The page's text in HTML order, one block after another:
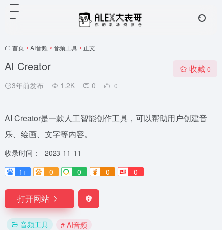
首页 • AI音频 • 音频工具 • 正文
AI Creator
3年前发布 1.2K 0 0
收藏 0
AI Creator是一款人工智能创作工具，可以帮助用户创建音
乐、绘画、文字等内容。
收录时间：
2023-11-11
1+
0 0 0 0
打开网站
音频工具 # AI音频